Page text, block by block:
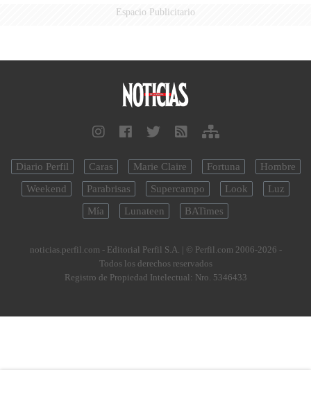
Espacio Publicitario
Diario Perfil Caras Marie Claire Fortuna
Hombre
Weekend
Parabrisas Supercampo Look
Luz
Mía
Lunateen BATimes
noticias.perfil.com - Editorial Perfil S.A. | © Perfil.com 2006-2026 -
Todos los derechos reservados
Registro de Propiedad Intelectual: Nro. 5346433